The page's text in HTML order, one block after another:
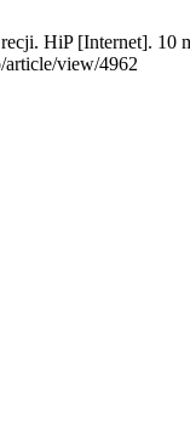
HiP [Internet]. 10
article/view/4962